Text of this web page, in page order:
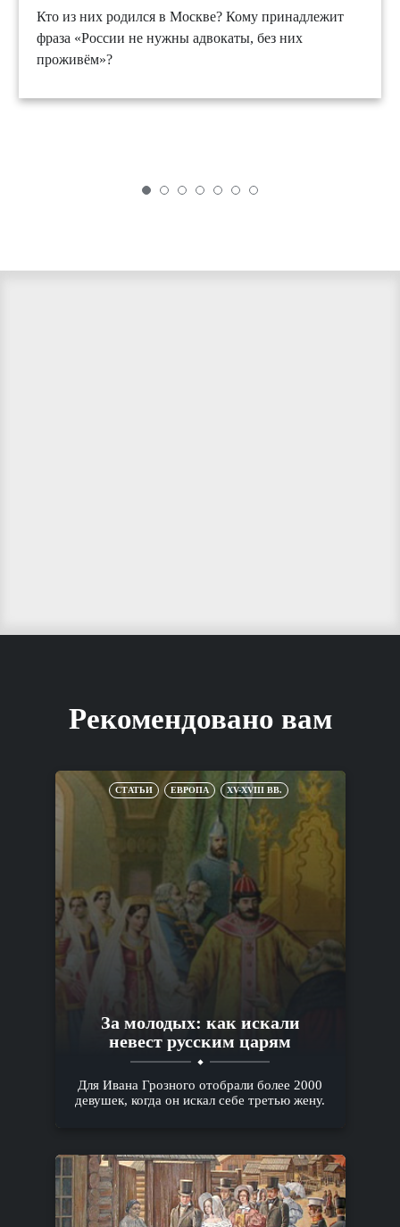
Кто из них родился в Москве? Кому принадлежит
фраза «России не нужны адвокаты, без них
проживём»?
Рекомендовано вам
СТАТЬИ ЕВРОПА XV-XVIII ВВ.
За молодых: как искали
невест русским царям
Для Ивана Грозного отобрали более 2000
девушек, когда он искал себе третью жену.